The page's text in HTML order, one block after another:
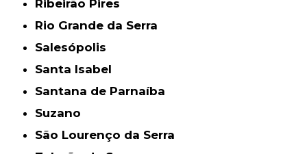
Ribeirão Pires
Rio Grande da Serra
Salesópolis
Santa Isabel
Santana de Parnaíba
Suzano
São Lourenço da Serra